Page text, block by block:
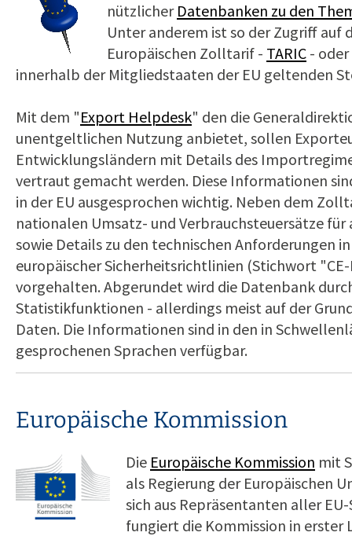
nützlicher Datenbanken zu den
Unter anderem ist so der Zugriff auf
Europäischen Zolltarif - TARIC -
innerhalb der Mitgliedstaaten der EU geltenden
Mit dem "Export Helpdesk" den die
unentgeltlichen Nutzung anbietet, sollen
Entwicklungsländern mit Details des
vertraut gemacht werden. Diese Informationen
in der EU ausgesprochen wichtig. Neben dem
nationalen Umsatz- und Verbrauchsteuersätze
sowie Details zu den technischen Anforderungen
europäischer Sicherheitsrichtlinien (Stichwort
vorgehalten. Abgerundet wird die Datenbank
Statistikfunktionen - allerdings meist auf der
Daten. Die Informationen sind in den in
gesprochenen Sprachen verfügbar.
Europäische Kommission
Die Europäische Kommission mit
als Regierung der Europäischen
sich aus Repräsentanten aller
fungiert die Kommission in erster